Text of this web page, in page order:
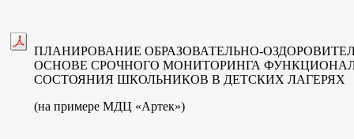
ПЛАНИРОВАНИЕ ОБРАЗОВАТЕЛЬНО-
ОСНОВЕ СРОЧНОГО МОНИТОРИНГА
СОСТОЯНИЯ ШКОЛЬНИКОВ В ДЕТСКИХ ЛАГЕРЯХ
(на примере МДЦ «Артек»)